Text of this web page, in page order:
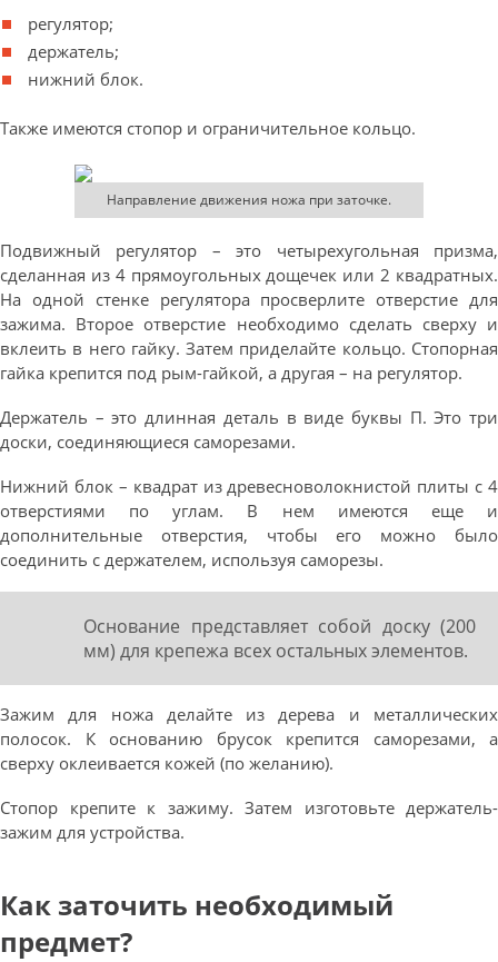
регулятор;
держатель;
нижний блок.
Также имеются стопор и ограничительное кольцо.
Направление движения ножа при заточке.
Подвижный регулятор – это четырехугольная призма,
сделанная из 4 прямоугольных дощечек или 2 квадратных.
На одной стенке регулятора просверлите отверстие для
зажима. Второе отверстие необходимо сделать сверху и
вклеить в него гайку. Затем приделайте кольцо. Стопорная
гайка крепится под рым-гайкой, а другая – на регулятор.
Держатель – это длинная деталь в виде буквы П. Это три
доски, соединяющиеся саморезами.
Нижний блок – квадрат из древесноволокнистой плиты с 4
отверстиями по углам. В нем имеются еще и
дополнительные отверстия, чтобы его можно было
соединить с держателем, используя саморезы.
Основание представляет собой доску (200
мм) для крепежа всех остальных элементов.
Зажим для ножа делайте из дерева и металлических
полосок. К основанию брусок крепится саморезами, а
сверху оклеивается кожей (по желанию).
Стопор крепите к зажиму. Затем изготовьте держатель-
зажим для устройства.
Как заточить необходимый
предмет?